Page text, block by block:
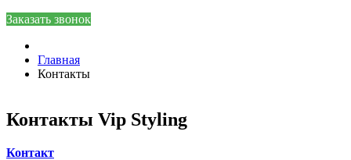
Заказать звонок
Главная
Контакты
Контакты Vip Styling
Контакт